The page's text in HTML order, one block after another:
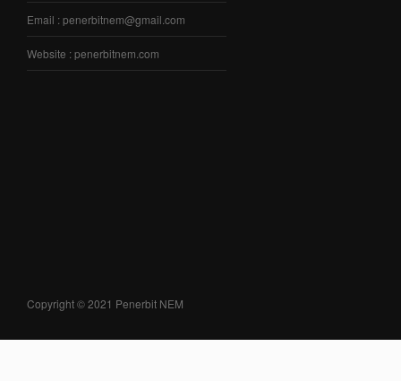
Email : penerbitnem@gmail.com
Website : penerbitnem.com
Copyright © 2021 Penerbit NEM